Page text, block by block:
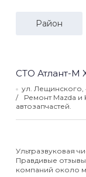
Район
СТО Атлант-М
ул. Лещинского,
Ремонт Mazda
автозапчастей.
Ультразвуковая
Правдивые
компаний около